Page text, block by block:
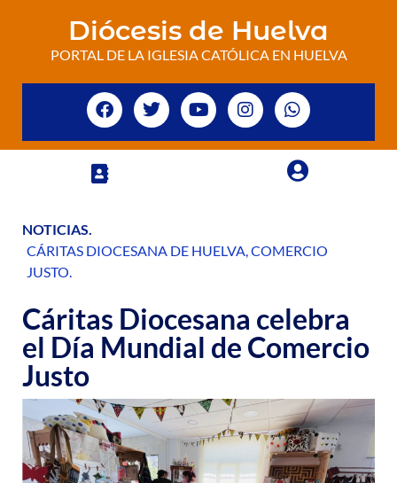
Diócesis de Huelva
PORTAL DE LA IGLESIA CATÓLICA EN HUELVA
NOTICIAS.
CÁRITAS DIOCESANA DE HUELVA,COMERCIO
JUSTO.
Cáritas Diocesana celebra
el Día Mundial de Comercio
Justo